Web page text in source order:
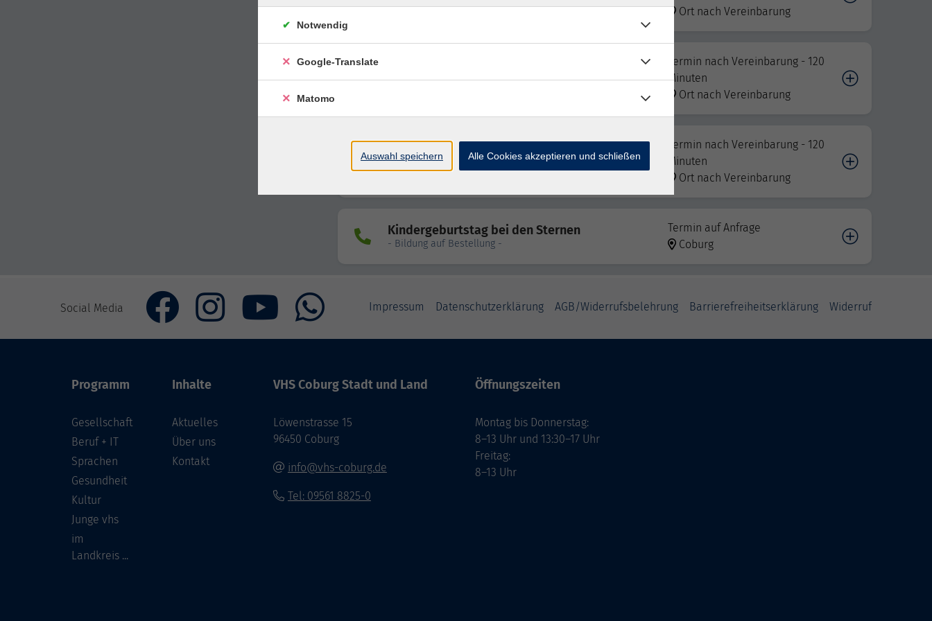
Ort nach Vereinbarung
Magische Kunststücke aus der Zauberschule -
ab 8 Jahren
Termin nach Vereinbarung - 120
Minuten
Ort nach Vereinbarung
Neue magische Kunststücke aus der
Zauberschule - ab 8 Jahren
Termin nach Vereinbarung - 120
Minuten
Ort nach Vereinbarung
Kindergeburtstag bei den Sternen
- Bildung auf Bestellung -
Termin auf Anfrage
Coburg
Social Media Impressum Datenschutzerklärung AGB/Widerrufsbelehrung Barrierefreiheitserklärung Widerruf
Programm
Gesellschaft
Beruf + IT
Sprachen
Gesundheit
Kultur
Junge vhs
im
Landkreis ...
Inhalte
Aktuelles
Über uns
Kontakt
VHS Coburg Stadt und Land
Löwenstrasse 15
96450 Coburg
info@vhs-coburg.de
Tel: 09561 8825-0
Öffnungszeiten
Montag bis Donnerstag:
8–13 Uhr und 13:30–17 Uhr
Freitag:
8–13 Uhr
Notwendig
Google-Translate
Matomo
Auswahl speichern Alle Cookies akzeptieren und schließen